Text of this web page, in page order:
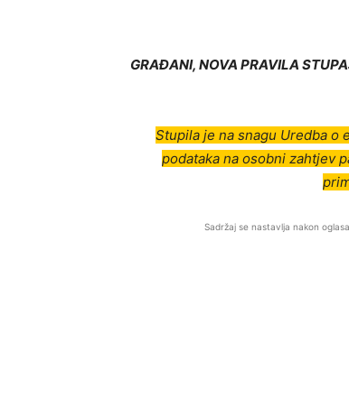
GRAĐANI, NOVA PRAVILA
Stupila je na snagu Uredba
podataka na osobni zahtjev
Sadržaj se nastavlja nakon oglasa